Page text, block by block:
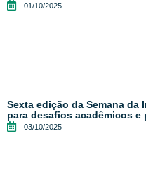
01/10/2025
Sexta edição da Semana
para desafios acadêmicos
03/10/2025